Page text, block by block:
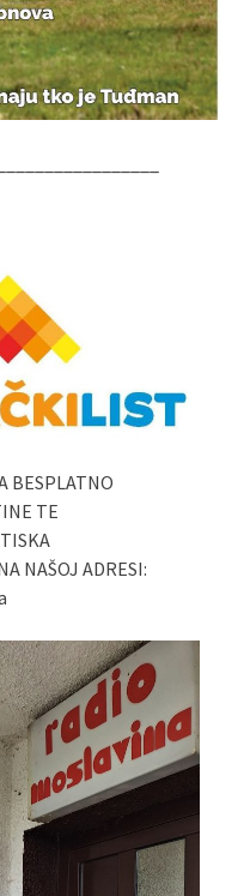
BESPLATNO
TE
NAŠOJ ADRESI: